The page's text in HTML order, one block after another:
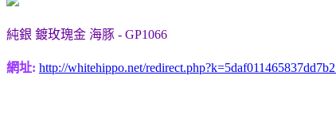
純銀 鍍玫瑰金 海豚 - GP1066
網址: http://whitehippo.net/